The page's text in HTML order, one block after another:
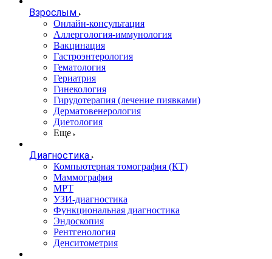
Взрослым
Онлайн-консультация
Аллергология-иммунология
Вакцинация
Гастроэнтерология
Гематология
Гериатрия
Гинекология
Гирудотерапия (лечение пиявками)
Дерматовенерология
Диетология
Еще
Диагностика
Компьютерная томография (КТ)
Маммография
МРТ
УЗИ-диагностика
Функциональная диагностика
Эндоскопия
Рентгенология
Денситометрия